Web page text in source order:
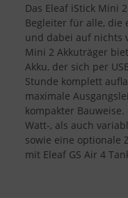
Das Eleaf iStick Mini
Begleiter für alle, die
und dabei auf nichts
Mini 2 Akkuträger
Akku, der sich per
Stunde komplett
maximale
kompakter
Watt-, als auch
sowie eine optionale
mit Eleaf GS Air 4